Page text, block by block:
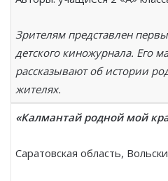
Зрителям представлен
детского киножурнала. Его
рассказывают об истории
жителях.
«Калмантай родной мой
Саратовская область,